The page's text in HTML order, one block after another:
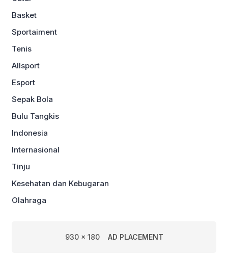
Basket
Sportaiment
Tenis
Allsport
Esport
Sepak Bola
Bulu Tangkis
Indonesia
Internasional
Tinju
Kesehatan dan Kebugaran
Olahraga
930 x 180 AD PLACEMENT